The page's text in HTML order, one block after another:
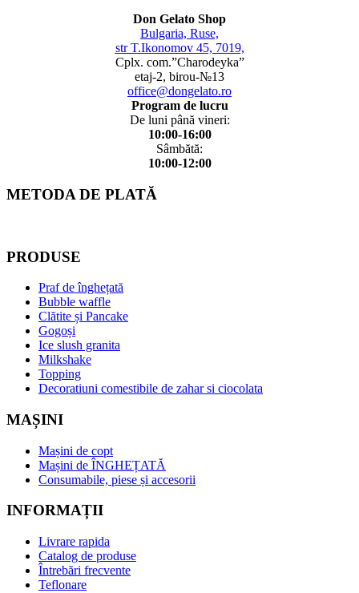
Don Gelato Shop
Bulgaria, Ruse,
str T.Ikonomov 45, 7019,
Cplx. com.”Charodeyka”
etaj-2, birou-№13
office@dongelato.ro
Program de lucru
De luni până vineri:
10:00-16:00
Sâmbătă:
10:00-12:00
METODA DE PLATĂ
PRODUSE
Praf de înghețată
Bubble waffle
Clătite și Pancake
Gogoși
Ice slush granita
Milkshake
Topping
Decoratiuni comestibile de zahar si ciocolata
MAȘINI
Mașini de copt
Mașini de ÎNGHEȚATĂ
Consumabile, piese și accesorii
INFORMAȚII
Livrare rapida
Catalog de produse
Întrebări frecvente
Teflonare